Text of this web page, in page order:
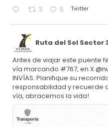
3 5 Twitter
Ruta del Sol Sector
Antes de viajar este puente
vía marcando #767, en X
INVÍAS. Planifique su
responsabilidad y recuerde
vía, abracemos la vida!